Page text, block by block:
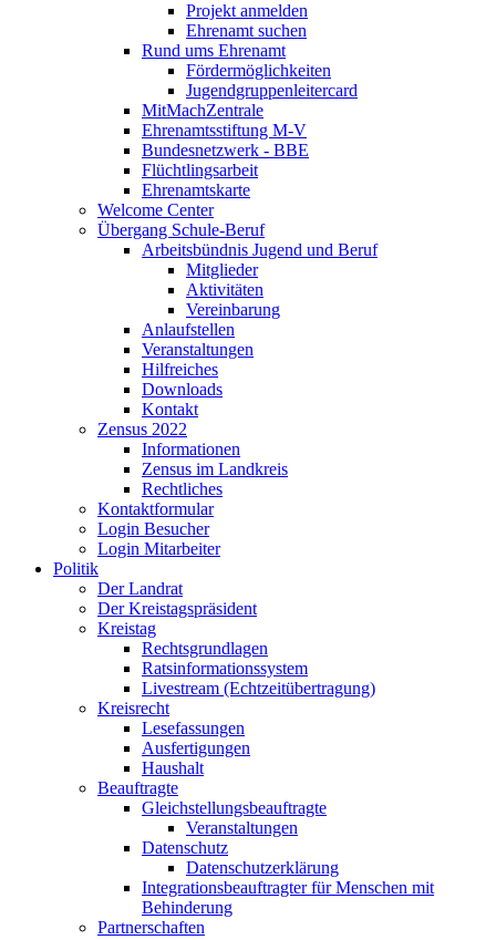
Projekt anmelden
Ehrenamt suchen
Rund ums Ehrenamt
Fördermöglichkeiten
Jugendgruppenleitercard
MitMachZentrale
Ehrenamtsstiftung M-V
Bundesnetzwerk - BBE
Flüchtlingsarbeit
Ehrenamtskarte
Welcome Center
Übergang Schule-Beruf
Arbeitsbündnis Jugend und Beruf
Mitglieder
Aktivitäten
Vereinbarung
Anlaufstellen
Veranstaltungen
Hilfreiches
Downloads
Kontakt
Zensus 2022
Informationen
Zensus im Landkreis
Rechtliches
Kontaktformular
Login Besucher
Login Mitarbeiter
Politik
Der Landrat
Der Kreistagspräsident
Kreistag
Rechtsgrundlagen
Ratsinformationssystem
Livestream (Echtzeitübertragung)
Kreisrecht
Lesefassungen
Ausfertigungen
Haushalt
Beauftragte
Gleichstellungsbeauftragte
Veranstaltungen
Datenschutz
Datenschutzerklärung
Integrationsbeauftragter für Menschen mit
Behinderung
Partnerschaften